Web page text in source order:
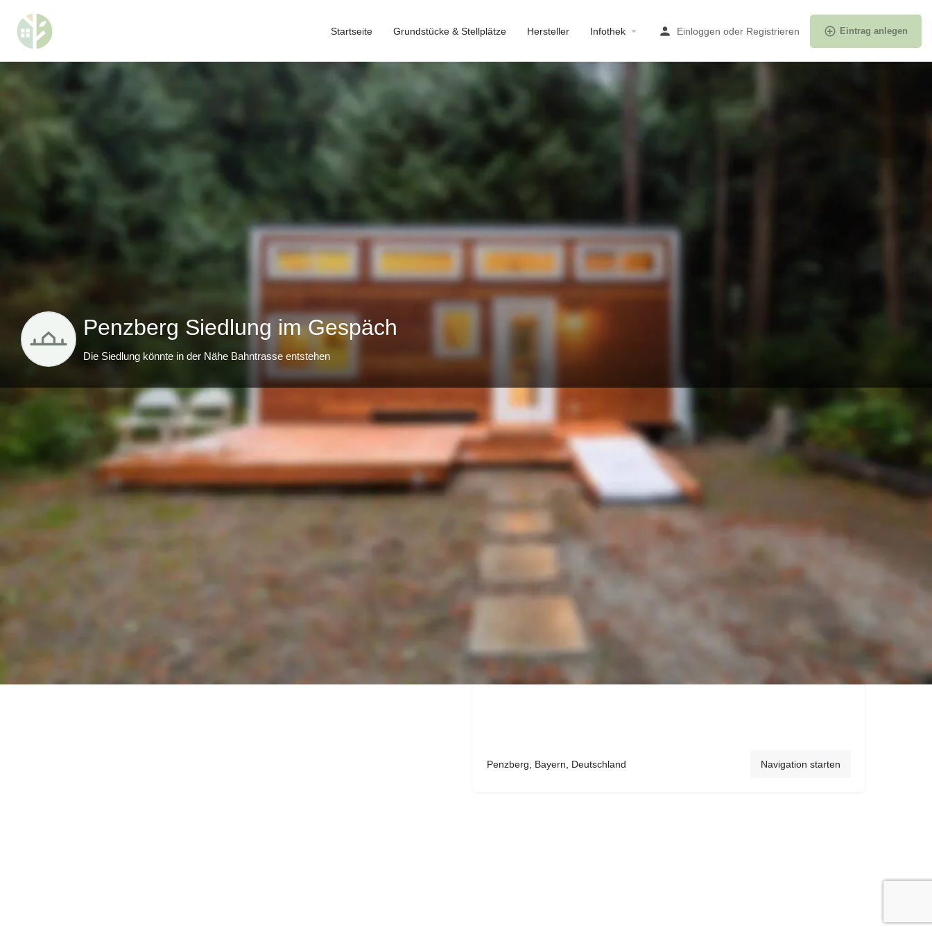
Startseite Grundstücke & Stellplätze Hersteller Infothek Einloggen oder Registrieren Eintrag anlegen
Penzberg Siedlung im Gespäch
Die Siedlung könnte in der Nähe Bahntrasse entstehen
Profil
merken teilen
Adresse
Penzberg, Bayern, Deutschland Navigation starten